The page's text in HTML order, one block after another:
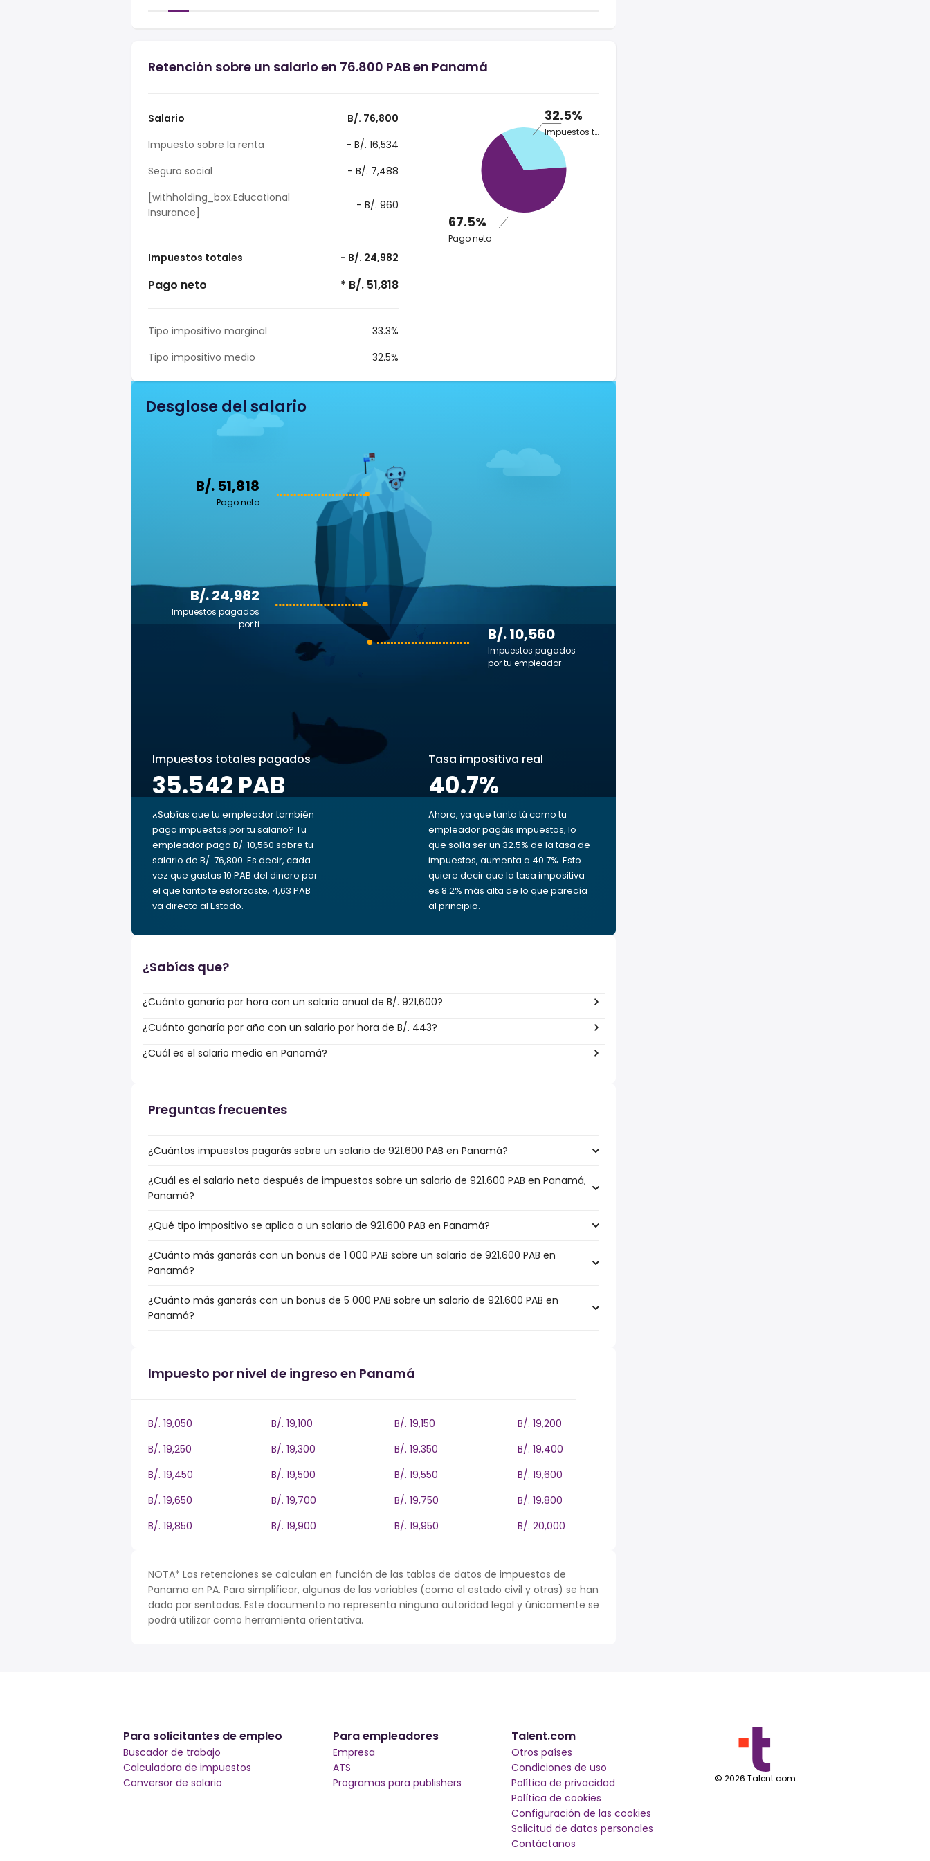
Retención sobre un salario en 76.800 PAB en Panamá
Salario
B/. 76,800
Impuesto sobre la renta
- B/. 16,534
Seguro social
- B/. 7,488
[withholding_box.Educational
Insurance]
- B/. 960
Impuestos totales - B/. 24,982
Pago neto * B/. 51,818
Tipo impositivo marginal
33.3%
Tipo impositivo medio
32.5%
32.5%
Impuestos totales
67.5%
Pago neto
Desglose del salario
B/. 51,818
Pago neto
B/. 10,560
Impuestos pagados
por tu empleador
B/. 24,982
Impuestos pagados
por ti
Impuestos totales pagados
35.542 PAB
¿Sabías que tu empleador también
paga impuestos por tu salario? Tu
empleador paga B/. 10,560 sobre tu
salario de B/. 76,800. Es decir, cada
vez que gastas 10 PAB del dinero por
el que tanto te esforzaste, 4,63 PAB
va directo al Estado.
Tasa impositiva real
40.7%
Ahora, ya que tanto tú como tu
empleador pagáis impuestos, lo
que solía ser un 32.5% de la tasa de
impuestos, aumenta a 40.7%. Esto
quiere decir que la tasa impositiva
es 8.2% más alta de lo que parecía
al principio.
¿Sabías que?
¿Cuánto ganaría por hora con un salario anual de B/. 921,600?
¿Cuánto ganaría por año con un salario por hora de B/. 443?
¿Cuál es el salario medio en Panamá?
Preguntas frecuentes
¿Cuántos impuestos pagarás sobre un salario de 921.600 PAB en Panamá?
¿Cuál es el salario neto después de impuestos sobre un salario de 921.600 PAB en Panamá,
Panamá?
¿Qué tipo impositivo se aplica a un salario de 921.600 PAB en Panamá?
¿Cuánto más ganarás con un bonus de 1 000 PAB sobre un salario de 921.600 PAB en
Panamá?
¿Cuánto más ganarás con un bonus de 5 000 PAB sobre un salario de 921.600 PAB en
Panamá?
Impuesto por nivel de ingreso en Panamá
B/. 19,050 B/. 19,100 B/. 19,150
B/. 19,200
B/. 19,250
B/. 19,300 B/. 19,350
B/. 19,400
B/. 19,450
B/. 19,500 B/. 19,550
B/. 19,600
B/. 19,650
B/. 19,700 B/. 19,750
B/. 19,800
B/. 19,850
B/. 19,900 B/. 19,950 B/. 20,000
NOTA* Las retenciones se calculan en función de las tablas de datos de impuestos de
Panama en PA. Para simplificar, algunas de las variables (como el estado civil y otras) se han
dado por sentadas. Este documento no representa ninguna autoridad legal y únicamente se
podrá utilizar como herramienta orientativa.
Para solicitantes de empleo
Buscador de trabajo
Calculadora de impuestos
Conversor de salario
Para empleadores
Empresa
ATS
Programas para publishers
Talent.com
Otros países
Condiciones de uso
Política de privacidad
Política de cookies
Configuración de las cookies
Solicitud de datos personales
Contáctanos
© 2026 Talent.com